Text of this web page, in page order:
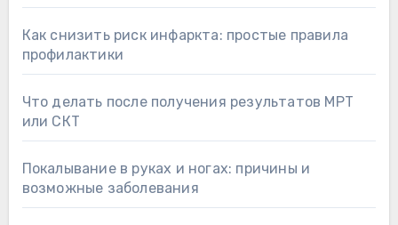
Как снизить риск инфаркта: простые правила
профилактики
Что делать после получения результатов МРТ
или СКТ
Покалывание в руках и ногах: причины и
возможные заболевания